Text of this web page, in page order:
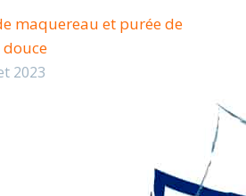
maquereau et purée de
2023